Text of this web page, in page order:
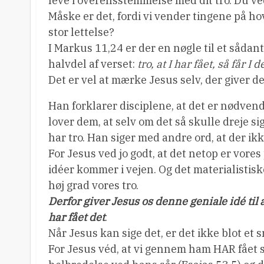
Måske er det, fordi vi vender tingene på
stor lettelse?
I Markus 11,24 er der en nøgle til et
halvdel af verset: tro, at I har fået, så får I
Det er vel at mærke Jesus selv, der giver
Han forklarer disciplene, at det er
lover dem, at selv om det så skulle dreje
har tro. Han siger med andre ord, at der
For Jesus ved jo godt, at det netop er
idéer kommer i vejen. Og det
høj grad vores tro.
Derfor giver Jesus os denne geniale idé
har fået det.
Når Jesus kan sige det, er det ikke blot et
For Jesus véd, at vi gennem ham HAR